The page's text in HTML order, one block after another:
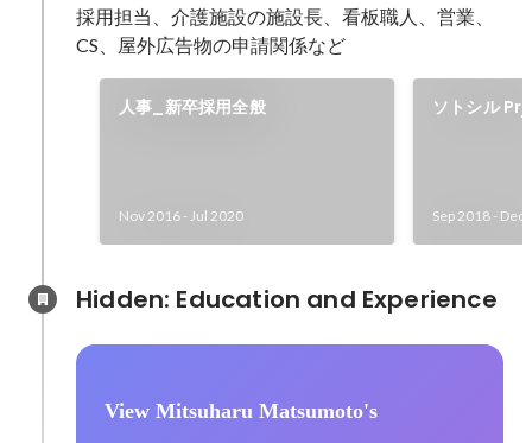
採用担当、介護施設の施設長、看板職人、営業、
CS、屋外広告物の申請関係など
人事_新卒採用全般
Nov 2016 - Jul 2020
ソトシル
Sep 2018 - Dec
View Mitsuharu Matsumoto's